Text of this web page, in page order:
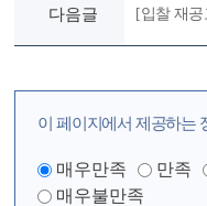
다음글 [입찰 재공
이 페이지에서 제공하는
매우만족 만족
매우불만족